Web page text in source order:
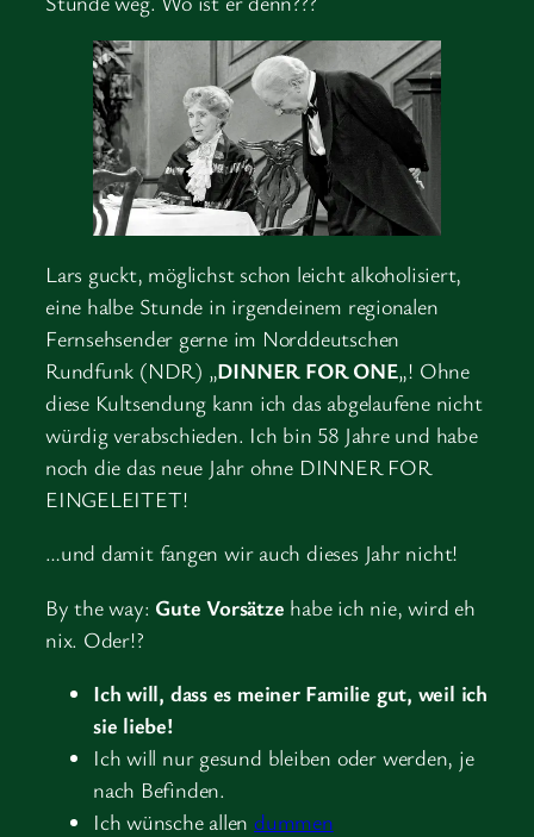
Lars guckt, möglichst schon leicht alkoholisiert,
eine halbe Stunde in irgendeinem regionalen
Fernsehsender gerne im Norddeutschen
Rundfunk (NDR) „DINNER FOR ONE„! Ohne
diese Kultsendung kann ich das abgelaufene nicht
würdig verabschieden. Ich bin 58 Jahre und habe
noch die das neue Jahr ohne DINNER FOR
EINGELEITET!
…und damit fangen wir auch dieses Jahr nicht!
By the way: Gute Vorsätze habe ich nie, wird eh
nix. Oder!?
Ich will, dass es meiner Familie gut, weil ich
sie liebe!
Ich will nur gesund bleiben oder werden, je
nach Befinden.
Ich wünsche allendummen